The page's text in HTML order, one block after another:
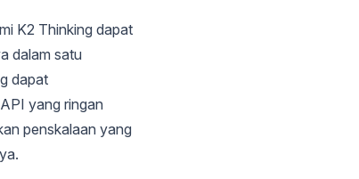
K2 Thinking dapat
dalam satu
dapat
yang ringan
penskalaan yang